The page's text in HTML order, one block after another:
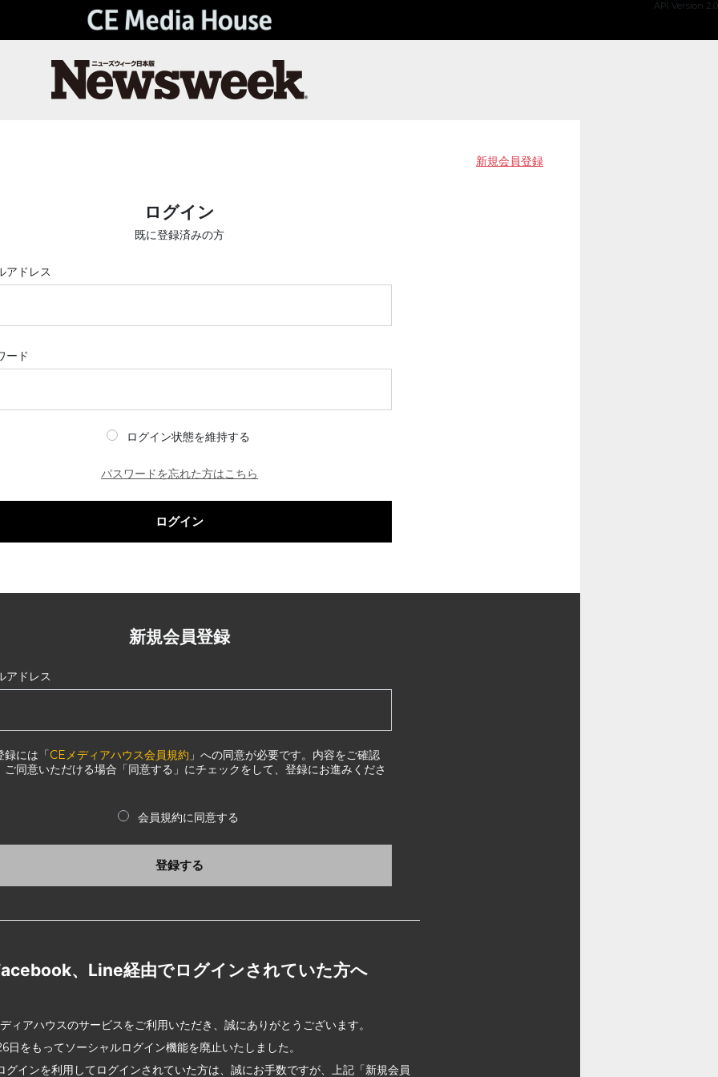
API Version 2.0
新規会員登録
ログイン
既に登録済みの方
アドレス
ード
ログイン状態を維持する
パスワードを忘れた方はこちら
ログイン
新規会員登録
アドレス
録には「CEメディアハウス会員規約 」への同意が必要です。内容をご確認
ご同意いただける場合「同意する」にチェックをして、登録にお進みくださ
会員規約に同意する
登録する
、Line経由でログインされていた方へ
ィアハウスのサービスをご利用いただき、誠にありがとうございます。
日をもってソーシャルログイン機能を廃止いたしました。
グインを利用してログインされていた方は、誠にお手数ですが、上記「新規会員